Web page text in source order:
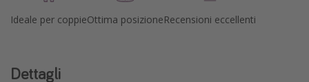
Ideale per coppieOttima posizioneRecensioni eccellenti
Dettagli